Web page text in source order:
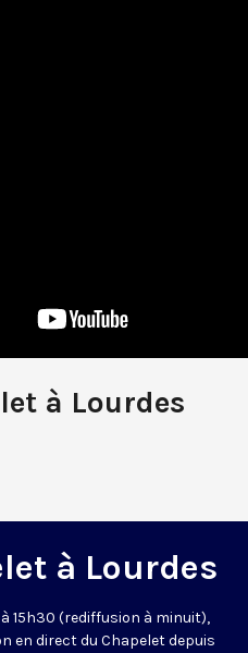
à Lourdes
à Lourdes
15h30 (rediffusion à minuit),
en direct du Chapelet depuis